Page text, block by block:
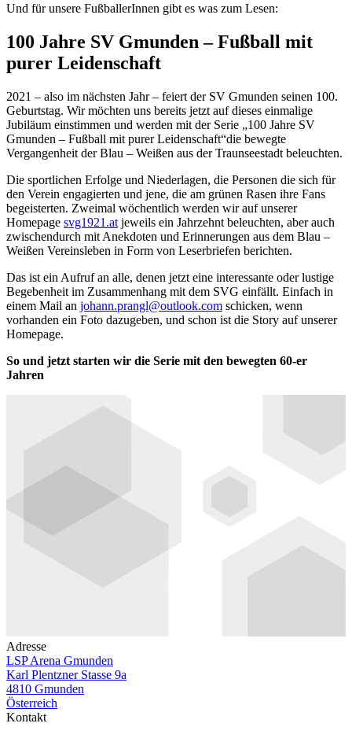
Und für unsere FußballerInnen gibt es was zum Lesen:
100 Jahre SV Gmunden – Fußball mit
purer Leidenschaft
2021 – also im nächsten Jahr – feiert der SV Gmunden seinen 100.
Geburtstag. Wir möchten uns bereits jetzt auf dieses einmalige
Jubiläum einstimmen und werden mit der Serie „100 Jahre SV
Gmunden – Fußball mit purer Leidenschaft“die bewegte
Vergangenheit der Blau – Weißen aus der Traunseestadt beleuchten.
Die sportlichen Erfolge und Niederlagen, die Personen die sich für
den Verein engagierten und jene, die am grünen Rasen ihre Fans
begeisterten. Zweimal wöchentlich werden wir auf unserer
Homepage svg1921.at jeweils ein Jahrzehnt beleuchten, aber auch
zwischendurch mit Anekdoten und Erinnerungen aus dem Blau –
Weißen Vereinsleben in Form von Leserbriefen berichten.
Das ist ein Aufruf an alle, denen jetzt eine interessante oder lustige
Begebenheit im Zusammenhang mit dem SVG einfällt. Einfach in
einem Mail an johann.prangl@outlook.com schicken, wenn
vorhanden ein Foto dazugeben, und schon ist die Story auf unserer
Homepage.
So und jetzt starten wir die Serie mit den bewegten 60-er
Jahren
Adresse
LSP Arena Gmunden
Karl Plentzner Stasse 9a
4810 Gmunden
Österreich
Kontakt